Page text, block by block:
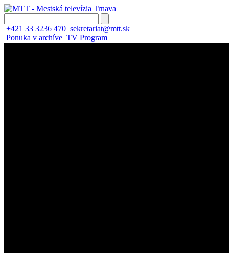
+421 33 3236 470 sekretariat@mtt.sk
Ponuka v archíve TV Program